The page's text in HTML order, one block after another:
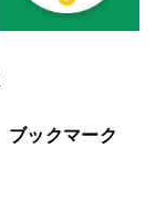
ブックマーク